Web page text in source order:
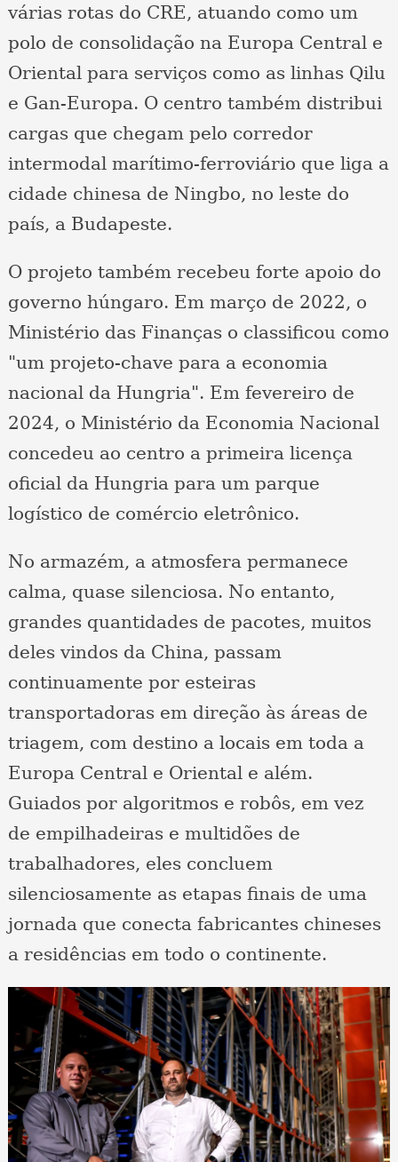
várias rotas do CRE, atuando como um
polo de consolidação na Europa Central e
Oriental para serviços como as linhas Qilu
e Gan-Europa. O centro também distribui
cargas que chegam pelo corredor
intermodal marítimo-ferroviário que liga a
cidade chinesa de Ningbo, no leste do
país, a Budapeste.
O projeto também recebeu forte apoio do
governo húngaro. Em março de 2022, o
Ministério das Finanças o classificou como
"um projeto-chave para a economia
nacional da Hungria". Em fevereiro de
2024, o Ministério da Economia Nacional
concedeu ao centro a primeira licença
oficial da Hungria para um parque
logístico de comércio eletrônico.
No armazém, a atmosfera permanece
calma, quase silenciosa. No entanto,
grandes quantidades de pacotes, muitos
deles vindos da China, passam
continuamente por esteiras
transportadoras em direção às áreas de
triagem, com destino a locais em toda a
Europa Central e Oriental e além.
Guiados por algoritmos e robôs, em vez
de empilhadeiras e multidões de
trabalhadores, eles concluem
silenciosamente as etapas finais de uma
jornada que conecta fabricantes chineses
a residências em todo o continente.